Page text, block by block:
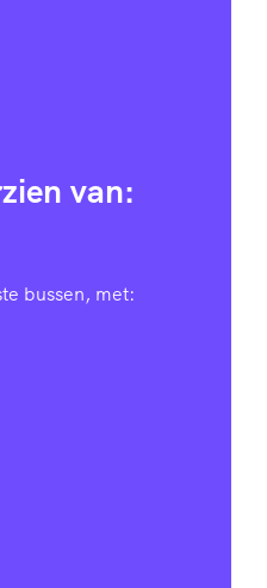
van:
bussen, met: